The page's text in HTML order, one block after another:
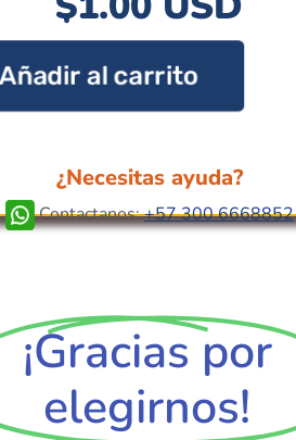
Añadir al carrito
¿Necesitas ayuda?
Contactanos:+57 300 6668852
¡Gracias por
elegirnos!